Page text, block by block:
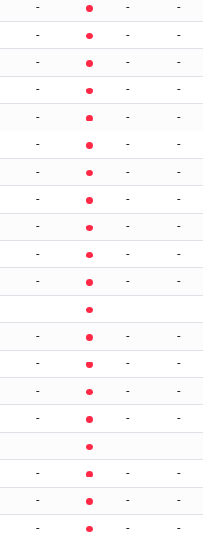
- - -
- - -
- - -
- - -
- - -
- - -
- - -
- - -
- - -
- - -
- - -
- - -
- - -
- - -
- - -
- - -
- - -
- - -
- - -
- - -